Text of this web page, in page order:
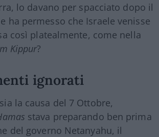
lo davano per spacciato dopo il
ha permesso che Israele venisse
così platealmente, come nella
Kippur?
ignorati
la causa del 7 Ottobre,
stava preparando ben prima
del governo Netanyahu, il